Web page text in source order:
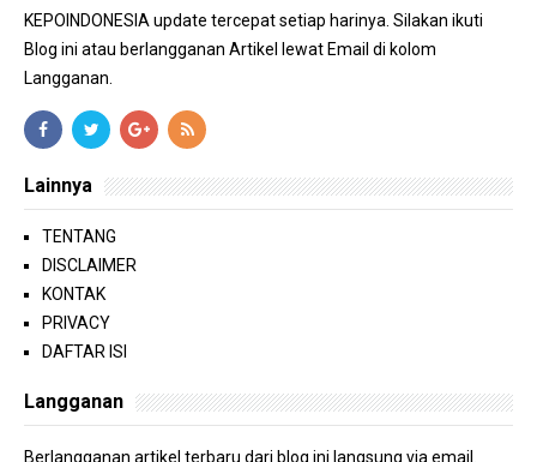
KEPOINDONESIA update tercepat setiap harinya. Silakan ikuti
Blog ini atau berlangganan Artikel lewat Email di kolom
Langganan.
Lainnya
TENTANG
DISCLAIMER
KONTAK
PRIVACY
DAFTAR ISI
Langganan
Berlangganan artikel terbaru dari blog ini langsung via email.